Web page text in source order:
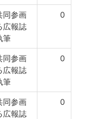
同参画
広報誌
筆
0
同参画
広報誌
筆
0
同参画
広報誌
0